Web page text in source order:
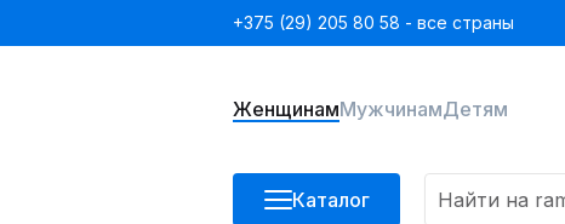
+375 (29) 205 80 58 - все страны
ЖенщинамМужчинамДетям
Каталог